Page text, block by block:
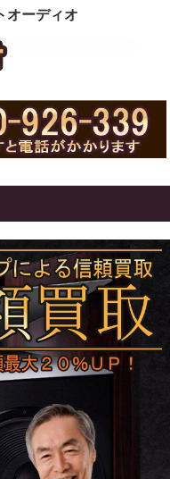
オーディオ